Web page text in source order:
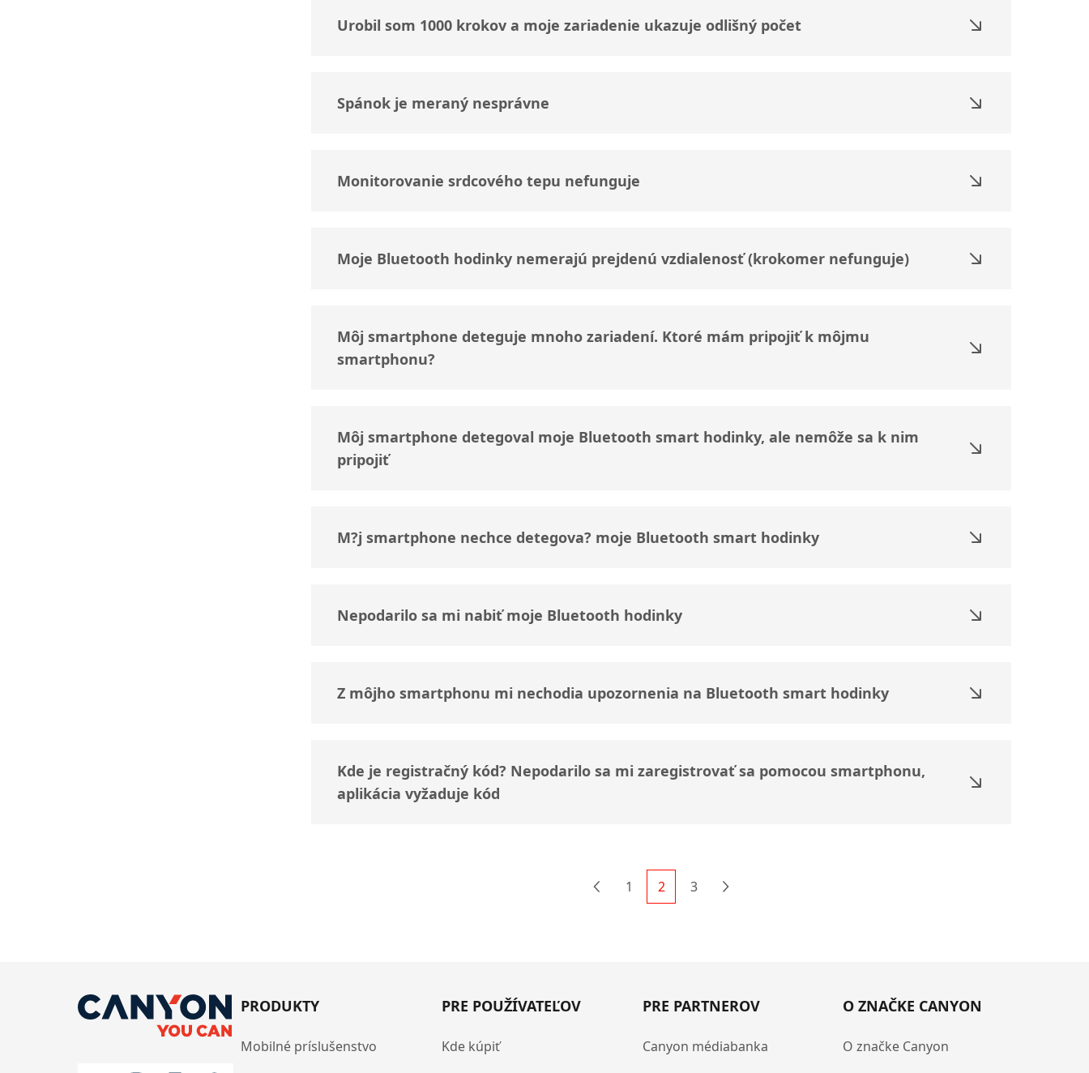
Urobil som 1000 krokov a moje zariadenie ukazuje odlišný počet
Spánok je meraný nesprávne
Monitorovanie srdcového tepu nefunguje
Moje Bluetooth hodinky nemerajú prejdenú vzdialenosť (krokomer nefunguje)
Môj smartphone deteguje mnoho zariadení. Ktoré mám pripojiť k môjmu
smartphonu?
Môj smartphone detegoval moje Bluetooth smart hodinky, ale nemôže sa k nim
pripojiť
M?j smartphone nechce detegova? moje Bluetooth smart hodinky
Nepodarilo sa mi nabiť moje Bluetooth hodinky
Z môjho smartphonu mi nechodia upozornenia na Bluetooth smart hodinky
Kde je registračný kód? Nepodarilo sa mi zaregistrovať sa pomocou smartphonu,
aplikácia vyžaduje kód
Previous
1 2 3 Next
PRODUKTY
Mobilné príslušenstvo
PRE POUŽÍVATEĽOV
Kde kúpiť
PRE PARTNEROV
Canyon médiabanka
O ZNAČKE CANYON
O značke Canyon